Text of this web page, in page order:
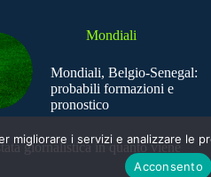
Mondiali
Mondiali, Belgio-Senegal:
probabili formazioni e
pronostico
giornalistica in quanto viene
migliorare i servizi e analizzare le
Acconsento